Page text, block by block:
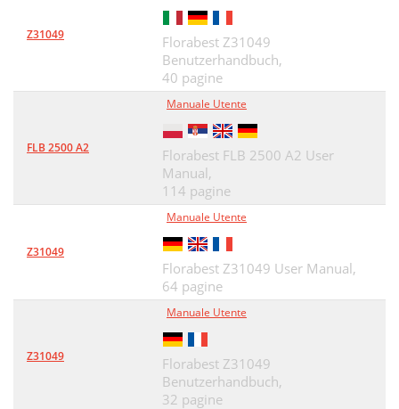
Z31049
Florabest Z31049
Benutzerhandbuch,
40 pagine
FLB 2500 A2
Manuale Utente
Florabest FLB 2500 A2 User
Manual,
114 pagine
Z31049
Manuale Utente
Florabest Z31049 User Manual,
64 pagine
Z31049
Manuale Utente
Florabest Z31049
Benutzerhandbuch,
32 pagine